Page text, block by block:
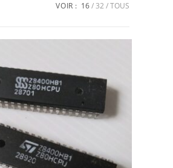
VOIR : 16 32 TOUS